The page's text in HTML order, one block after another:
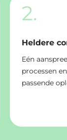
2.
Heldere
Eén
processen
passende